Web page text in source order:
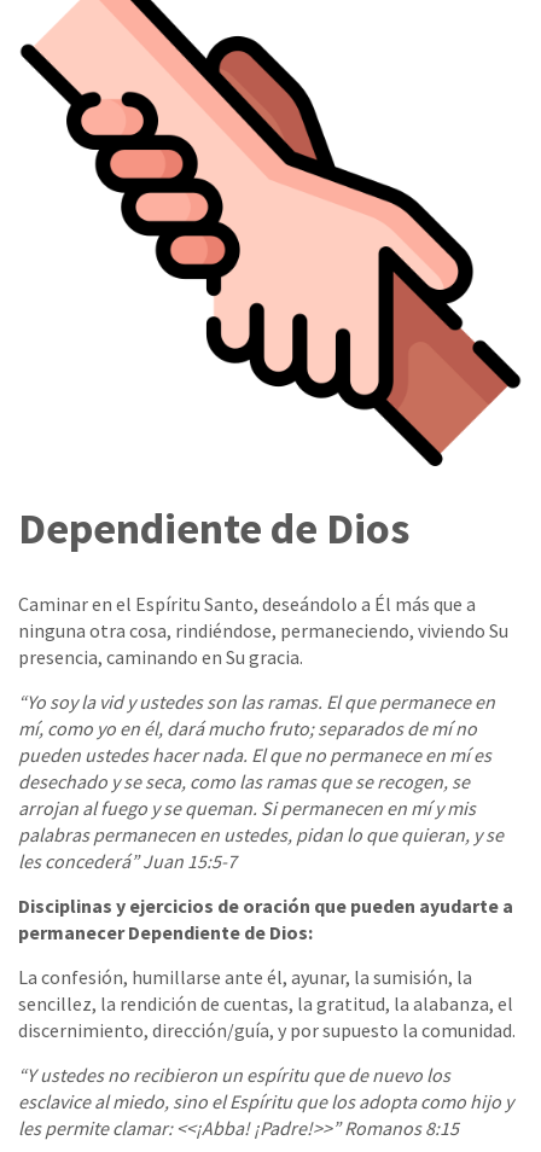
Dependiente de Dios
Caminar en el Espíritu Santo, deseándolo a Él más que a
ninguna otra cosa, rindiéndose, permaneciendo, viviendo Su
presencia, caminando en Su gracia.
“Yo soy la vid y ustedes son las ramas. El que permanece en
mí, como yo en él, dará mucho fruto; separados de mí no
pueden ustedes hacer nada. El que no permanece en mí es
desechado y se seca, como las ramas que se recogen, se
arrojan al fuego y se queman. Si permanecen en mí y mis
palabras permanecen en ustedes, pidan lo que quieran, y se
les concederá” Juan 15:5-7
Disciplinas y ejercicios de oración que pueden ayudarte a
permanecer Dependiente de Dios:
La confesión, humillarse ante él, ayunar, la sumisión, la
sencillez, la rendición de cuentas, la gratitud, la alabanza, el
discernimiento, dirección/guía, y por supuesto la comunidad.
“Y ustedes no recibieron un espíritu que de nuevo los
esclavice al miedo, sino el Espíritu que los adopta como hijo y
les permite clamar: <<¡Abba! ¡Padre!>>” Romanos 8:15